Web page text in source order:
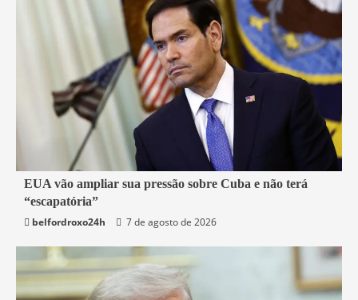
3 min read
Mundo
EUA vão ampliar sua pressão sobre Cuba e não terá
“escapatória”
belfordroxo24h
7 de agosto de 2026